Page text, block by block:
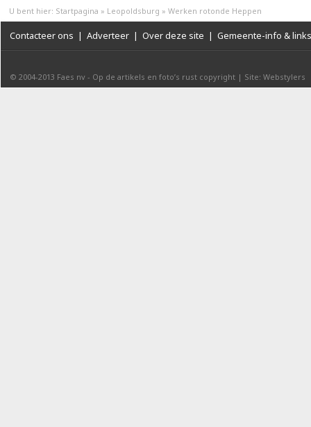
U bent hier: Startpagina » Leopoldsburg » Werken rotonde Heppen
Contacteer ons | Adverteer | Over deze site | Gemeente-info & links
© 2004-2013 Faes nv - Op de artikels en foto’s rust copyright | Site: Webstylers